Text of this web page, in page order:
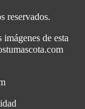
reservados.
de esta